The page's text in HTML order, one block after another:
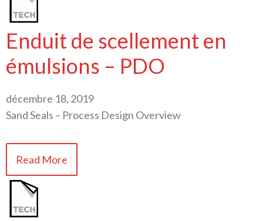
Enduit de scellement en
émulsions – PDO
décembre 18, 2019
Sand Seals – Process Design Overview
Read More